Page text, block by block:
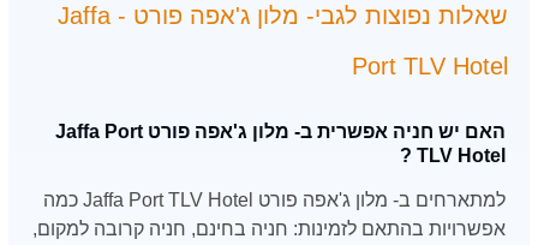
שאלות נפוצות לגבי- מלון ג'אפה פורט - Jaffa
Port TLV Hotel
האם יש חניה אפשרית ב- מלון ג'אפה פורט Jaffa Port
TLV Hotel ?
למתארחים ב- מלון ג'אפה פורט Jaffa Port TLV Hotel כמה
אפשרויות בהתאם לזמינות: חניה בחינם, חניה קרובה למקום,